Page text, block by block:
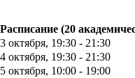
Расписание (20
3 октября, 19:30 - 21:30
4 октября, 19:30 - 21:30
5 октября, 10:00 - 19:00